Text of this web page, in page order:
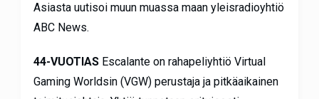
Asiasta uutisoi muun muassa maan yleisradioyhtiö
ABC News.
44-VUOTIASEscalante on rahapeliyhtiö Virtual
Gaming Worldsin (VGW) perustaja ja pitkäaikainen